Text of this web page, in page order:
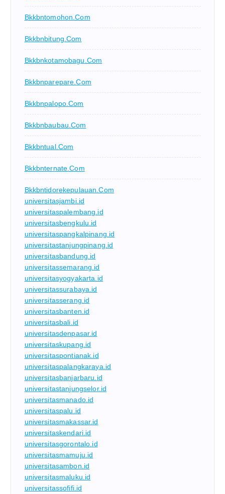
Bkkbntomohon.com
Bkkbnbitung.com
Bkkbnkotamobagu.com
Bkkbnparepare.com
Bkkbnpalopo.com
Bkkbnbaubau.com
Bkkbntual.com
Bkkbnternate.com
Bkkbntidorekepulauan.com
universitasjambi.id
universitaspalembang.id
universitasbengkulu.id
universitaspangkalpinang.id
universitastanjungpinang.id
universitasbandung.id
universitassemarang.id
universitasyogyakarta.id
universitassurabaya.id
universitasserang.id
universitasbanten.id
universitasbali.id
universitasdenpasar.id
universitaskupang.id
universitaspontianak.id
universitaspalangkaraya.id
universitasbanjarbaru.id
universitastanjungselor.id
universitasmanado.id
universitaspalu.id
universitasmakassar.id
universitaskendari.id
universitasgorontalo.id
universitasmamuju.id
universitasambon.id
universitasmaluku.id
universitassofifi.id